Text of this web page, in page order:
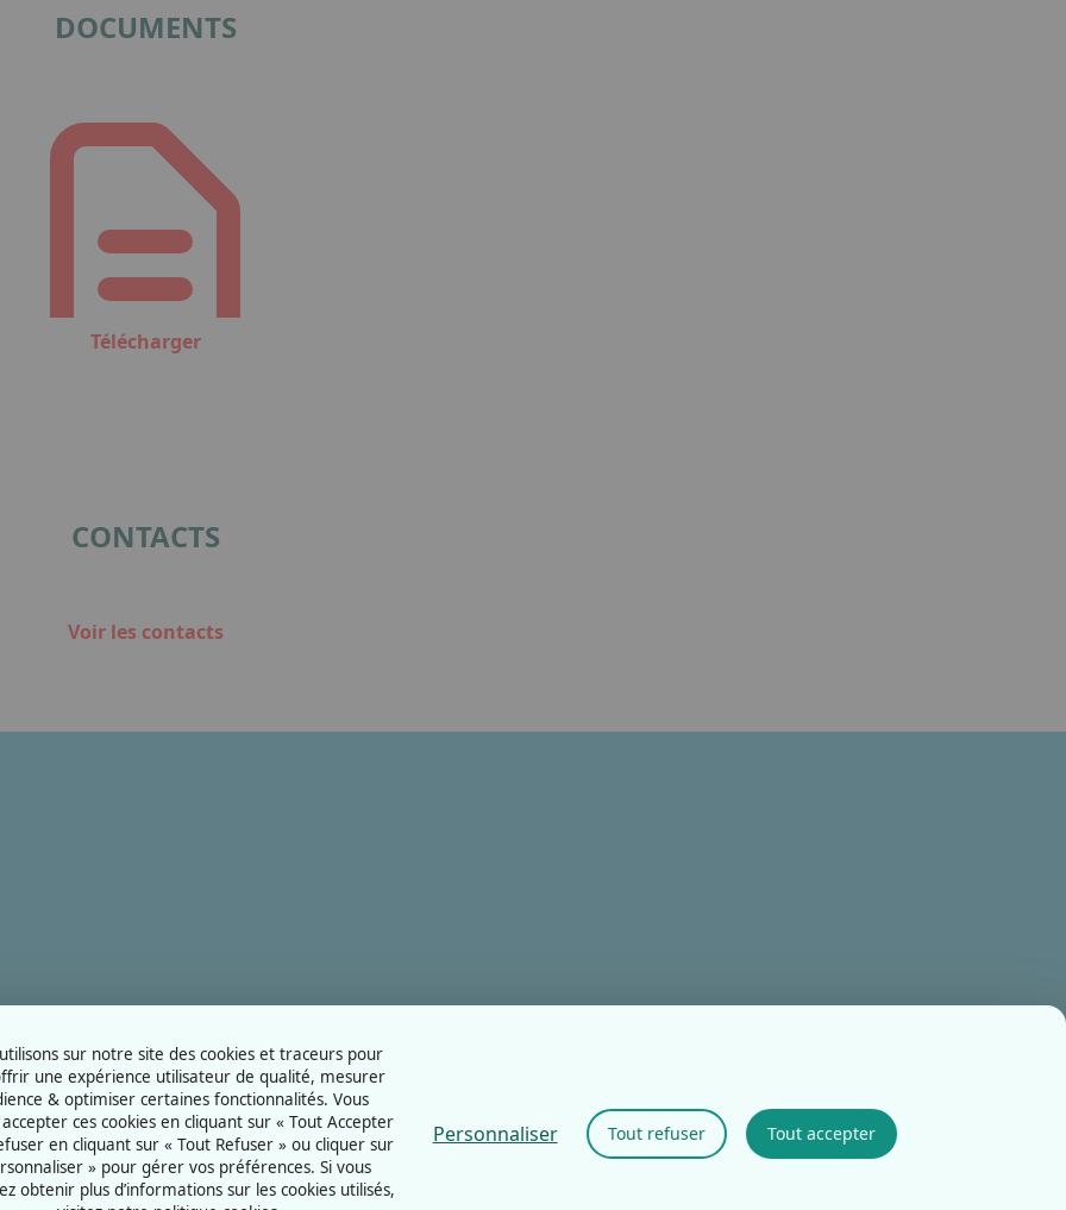
DOCUMENTS
Télécharger
CONTACTS
Voir les contacts
sur notre site des cookies et traceurs pour
une expérience utilisateur de qualité, mesurer
& optimiser certaines fonctionnalités. Vous
ces cookies en cliquant sur « Tout Accepter
en cliquant sur « Tout Refuser » ou cliquer sur
» pour gérer vos préférences. Si vous
obtenir plus d’informations sur les cookies utilisés,
Tout accepter
Tout refuser
Personnaliser